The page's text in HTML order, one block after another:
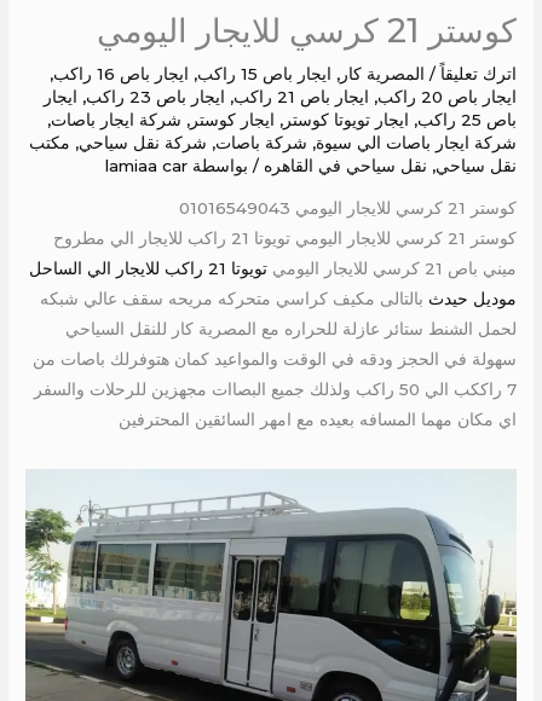
كوستر 21 كرسي للايجار اليومي
اترك تعليقاً / المصرية كار, ايجار باص 15 راكب , ايجار باص 16 راكب
,
ايجار باص 20 راكب
, ايجار باص 21 راكب , ايجار باص 23 راكب , ايجار
باص 25 راكب
, ايجار تويوتا كوستر, ايجار كوستر, شركة ايجار باصات,
شركة ايجار باصات الي سيوة, شركة باصات, شركة نقل سياحي, مكتب
نقل سياحي, نقل سياحي في القاهره / بواسطة lamiaa car
كوستر 21 كرسي للايجار اليومي 01016549043
كوستر 21 كرسي للايجار اليومي تويوتا 21 راكب للايجار الي مطروح
ميني باص 21 كرسي للايجار اليومي
تويوتا 21 راكب للايجار الي الساحل
موديل حيدث بالتالى مكيف كراسي متحركه مريحه سقف عالي شبكه
لحمل الشنط ستائر عازلة للحراره مع المصرية كار للنقل السياحي
سهولة في الحجز ودقه في الوقت والمواعيد كمان هتوفرلك باصات من
7 راككب الي 50 راكب ولذلك جميع البصاات مجهزين للرحلات والسفر
اي مكان مهما المسافه بعيده مع امهر السائقين المحترفين